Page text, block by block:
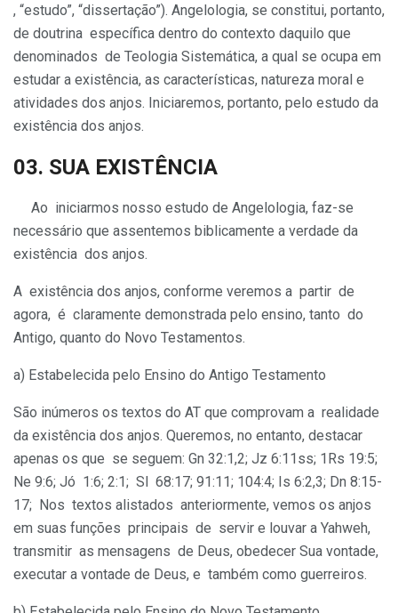
, “estudo”, “dissertação”). Angelologia, se constitui, portanto,
de doutrina específica dentro do contexto daquilo que
denominados de Teologia Sistemática, a qual se ocupa em
estudar a existência, as características, natureza moral e
atividades dos anjos. Iniciaremos, portanto, pelo estudo da
existência dos anjos.
03. SUA EXISTÊNCIA
Ao iniciarmos nosso estudo de Angelologia, faz-se
necessário que assentemos biblicamente a verdade da
existência dos anjos.
A existência dos anjos, conforme veremos a partir de
agora, é claramente demonstrada pelo ensino, tanto do
Antigo, quanto do Novo Testamentos.
a) Estabelecida pelo Ensino do Antigo Testamento
São inúmeros os textos do AT que comprovam a realidade
da existência dos anjos. Queremos, no entanto, destacar
apenas os que se seguem: Gn 32:1,2; Jz 6:11ss; 1Rs 19:5;
Ne 9:6; Jó 1:6; 2:1; Sl 68:17; 91:11; 104:4; Is 6:2,3; Dn 8:15-
17; Nos textos alistados anteriormente, vemos os anjos
em suas funções principais de servir e louvar a Yahweh,
transmitir as mensagens de Deus, obedecer Sua vontade,
executar a vontade de Deus, e também como guerreiros.